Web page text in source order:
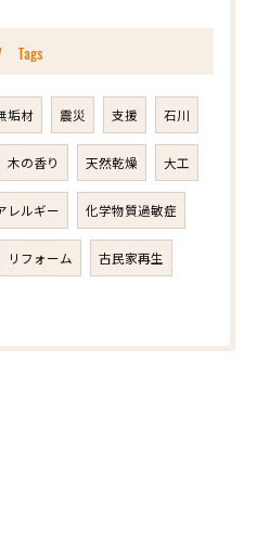
Tags
垢材 震災 支援 石川
木の香り 天然乾燥 大工
レルギー 化学物質過敏症
リフォーム 古民家再生